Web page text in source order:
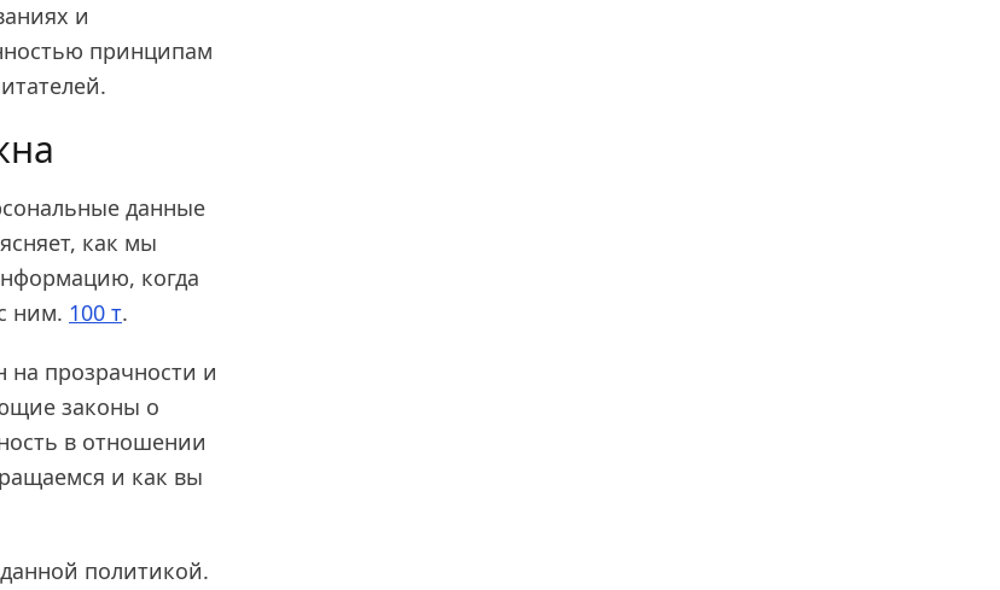
и
принципам
данные
как мы
когда
ним. 100 т.
прозрачности и
законы о
в отношении
и как вы
политикой.